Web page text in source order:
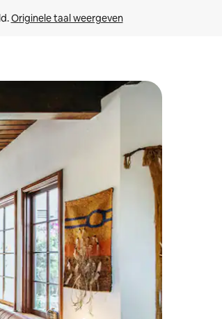
Originele taal weergeven
omlaag, óf door te tikken of swipen.